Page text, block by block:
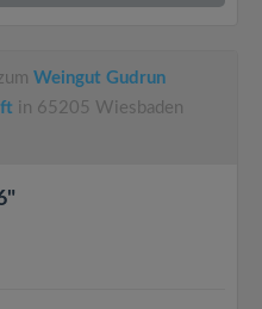
Weingut Gudrun
in 65205 Wiesbaden